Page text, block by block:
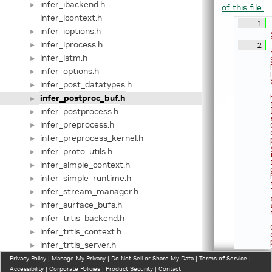
►
infer_ibackend.h
infer_icontext.h
► infer_ioptions.h
► infer_iprocess.h
► infer_lstm.h
► infer_options.h
► infer_post_datatypes.h
► infer_postproc_buf.h
► infer_postprocess.h
► infer_preprocess.h
► infer_preprocess_kernel.h
► infer_proto_utils.h
► infer_simple_context.h
► infer_simple_runtime.h
► infer_stream_manager.h
► infer_surface_bufs.h
► infer_trtis_backend.h
► infer_trtis_context.h
► infer_trtis_server.h
► infer_trtis_utils.h
of this file.
    1
    2
Privacy Policy | Manage My Privacy | Do Not Sell or Share My Data | Terms of Service |
Accessibility | Corporate Policies | Product Security | Contact